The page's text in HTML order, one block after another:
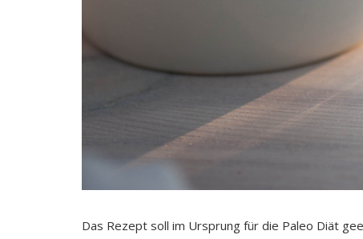
Das Rezept soll im Ursprung für die Paleo Diät